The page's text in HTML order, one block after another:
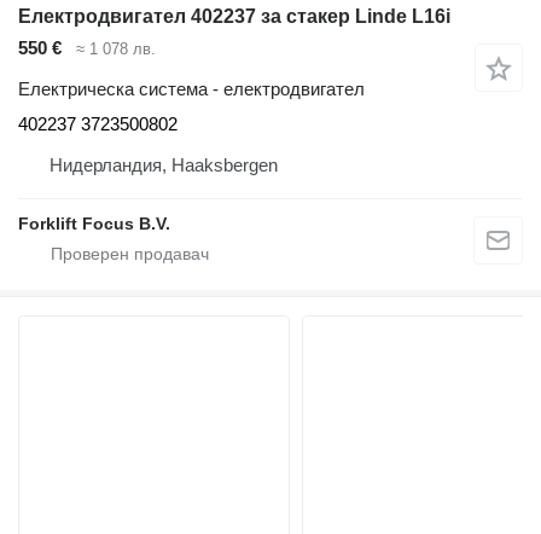
Електродвигател 402237 за стакер Linde L16i
550 €
≈ 1 078 лв.
Електрическа система - електродвигател
402237 3723500802
Нидерландия, Haaksbergen
Forklift Focus B.V.